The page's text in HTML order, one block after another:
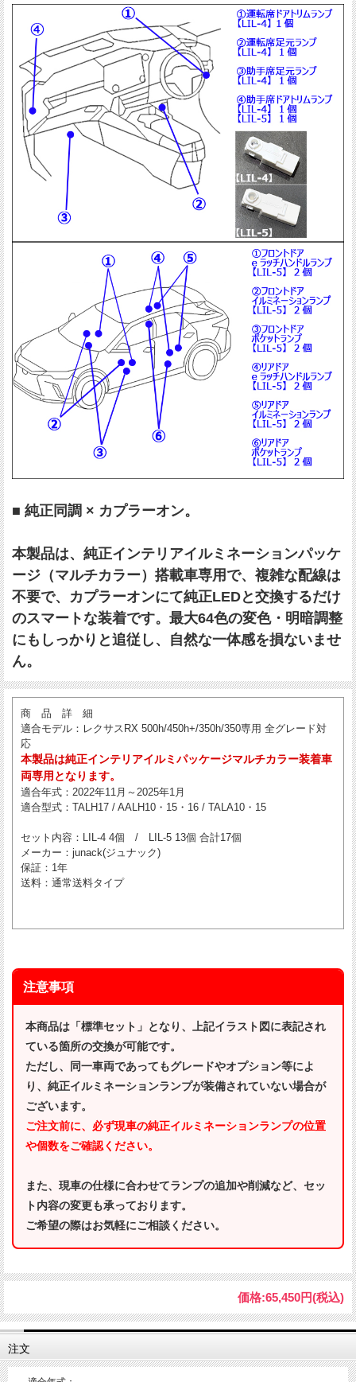
■ 純正同調 × カプラーオン。
本製品は、純正インテリアイルミネーションパッケ
ージ（マルチカラー）搭載車専用で、複雑な配線は
不要で、カプラーオンにて純正LEDと交換するだけ
のスマートな装着です。最大64色の変色・明暗調整
にもしっかりと追従し、自然な一体感を損ないませ
ん。
商 品 詳 細
適合モデル ：レクサスRX 500h/450h+/350h/350専用 全グレード対
応
本製品は純正インテリアイルミパッケージマルチカラー装着車
両専用となります。
適合年式 ：2022年11月～2025年1月
適合型式 ：TALH17 / AALH10・15・16 / TALA10・15
セット内容 ：LIL-4 4個 / LIL-5 13個 合計17個
メーカー ：junack(ジュナック)
保証 ：1年
送料 ：通常送料タイプ
注意事項
本商品は「標準セット」となり、上記イラスト図に表記され
ている箇所の交換が可能です。
ただし、同一車両であってもグレードやオプション等によ
り、純正イルミネーションランプが装備されていない場合が
ございます。
ご注文前に、必ず現車の純正イルミネーションランプの位置
や個数をご確認ください。
また、現車の仕様に合わせてランプの追加や削減など、セッ
ト内容の変更も承っております。
ご希望の際はお気軽にご相談ください。
価格:65,450円(税込)
注文